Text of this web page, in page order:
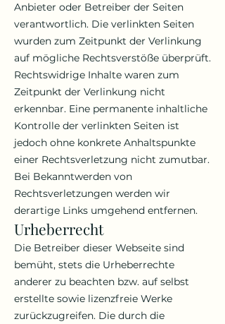
Anbieter oder Betreiber der Seiten
verantwortlich. Die verlinkten Seiten
wurden zum Zeitpunkt der Verlinkung
auf mögliche Rechtsverstöße überprüft.
Rechtswidrige Inhalte waren zum
Zeitpunkt der Verlinkung nicht
erkennbar. Eine permanente inhaltliche
Kontrolle der verlinkten Seiten ist
jedoch ohne konkrete Anhaltspunkte
einer Rechtsverletzung nicht zumutbar.
Bei Bekanntwerden von
Rechtsverletzungen werden wir
derartige Links umgehend entfernen.
Urheberrecht
Die Betreiber dieser Webseite sind
bemüht, stets die Urheberrechte
anderer zu beachten bzw. auf selbst
erstellte sowie lizenzfreie Werke
zurückzugreifen. Die durch die